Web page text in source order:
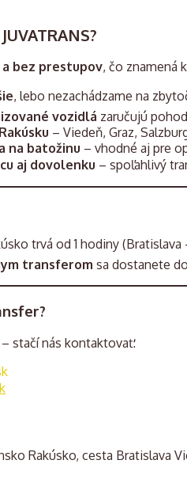
a bez prestupov, čo znamená
, lebo nezachádzame na
vozidlá zaručujú
– Viedeň, Graz,
na batožinu – vhodné aj pre
aj dovolenku – spoľahlivý
trvá od 1 hodiny
transferom sa dostanete
stačí nás kontaktovať:
Rakúsko, cesta Bratislava